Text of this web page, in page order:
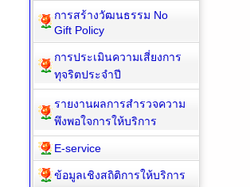
Policy
การสร้างวัฒนธรรม No
การประเมินความเสี่ยงการ
ทุจริตประจำปี
รายงานผลการสำรวจความ
พึงพอใจการให้บริการ
E-service